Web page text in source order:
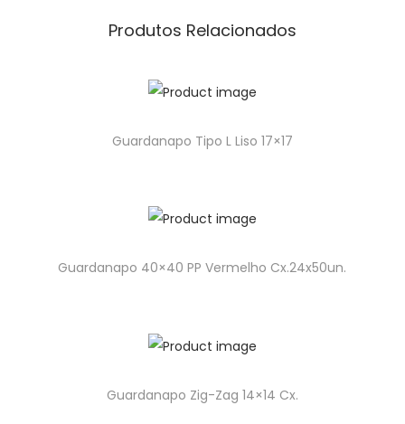
Produtos Relacionados
Guardanapo Tipo L Liso 17×17
Guardanapo 40×40 PP Vermelho Cx.24x50un.
Guardanapo Zig-Zag 14×14 Cx.